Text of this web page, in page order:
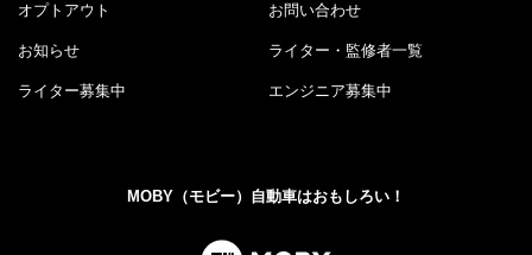
オプトアウト お問い合わせ
お知らせ ライター・監修者一覧
ライター募集中 エンジニア募集中
MOBY（モビー）自動車はおもしろい！